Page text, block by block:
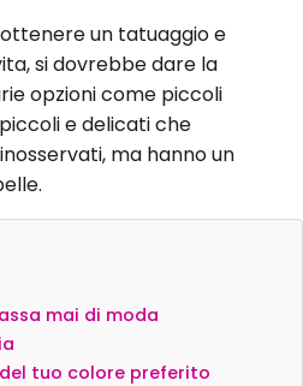
un tatuaggio e
si dovrebbe dare la
opzioni come piccoli
e delicati che
ma hanno un
mai di moda
tuo colore preferito